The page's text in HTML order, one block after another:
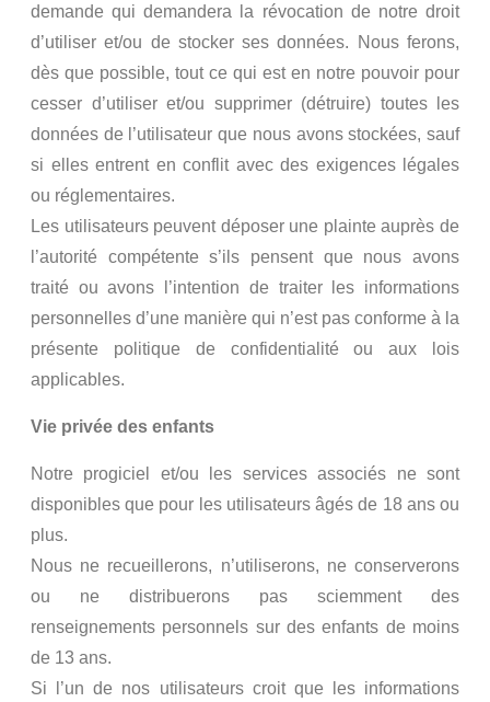
demande qui demandera la révocation de notre droit
d’utiliser et/ou de stocker ses données. Nous ferons,
dès que possible, tout ce qui est en notre pouvoir pour
cesser d’utiliser et/ou supprimer (détruire) toutes les
données de l’utilisateur que nous avons stockées, sauf
si elles entrent en conflit avec des exigences légales
ou réglementaires.
Les utilisateurs peuvent déposer une plainte auprès de
l’autorité compétente s’ils pensent que nous avons
traité ou avons l’intention de traiter les informations
personnelles d’une manière qui n’est pas conforme à la
présente politique de confidentialité ou aux lois
applicables.
Vie privée des enfants
Notre progiciel et/ou les services associés ne sont
disponibles que pour les utilisateurs âgés de 18 ans ou
plus.
Nous ne recueillerons, n’utiliserons, ne conserverons
ou ne distribuerons pas sciemment des
renseignements personnels sur des enfants de moins
de 13 ans.
Si l’un de nos utilisateurs croit que les informations